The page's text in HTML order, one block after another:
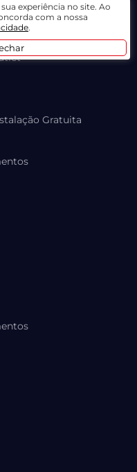
Gratuita
experiência no site. Ao
com a nossa
.